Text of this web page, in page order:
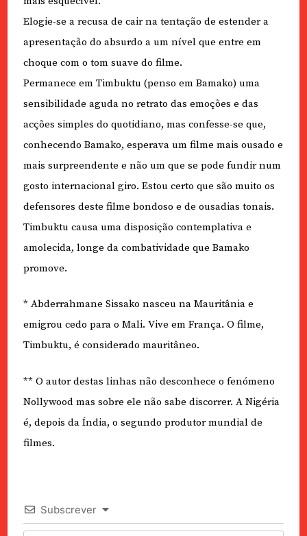
Elogie-se a recusa de cair na tentação de estender a
apresentação do absurdo a um nível que entre em
choque com o tom suave do filme.
Permanece em Timbuktu (penso em Bamako) uma
sensibilidade aguda no retrato das emoções e das
acções simples do quotidiano, mas confesse-se que,
conhecendo Bamako, esperava um filme mais ousado e
mais surpreendente e não um que se pode fundir num
gosto internacional giro. Estou certo que são muito os
defensores deste filme bondoso e de ousadias tonais.
Timbuktu causa uma disposição contemplativa e
amolecida, longe da combatividade que Bamako
promove.
* Abderrahmane Sissako nasceu na Mauritânia e
emigrou cedo para o Mali. Vive em França. O filme,
Timbuktu, é considerado mauritâneo.
** O autor destas linhas não desconhece o fenómeno
Nollywood mas sobre ele não sabe discorrer. A Nigéria
é, depois da Índia, o segundo produtor mundial de
filmes.
Subscrever